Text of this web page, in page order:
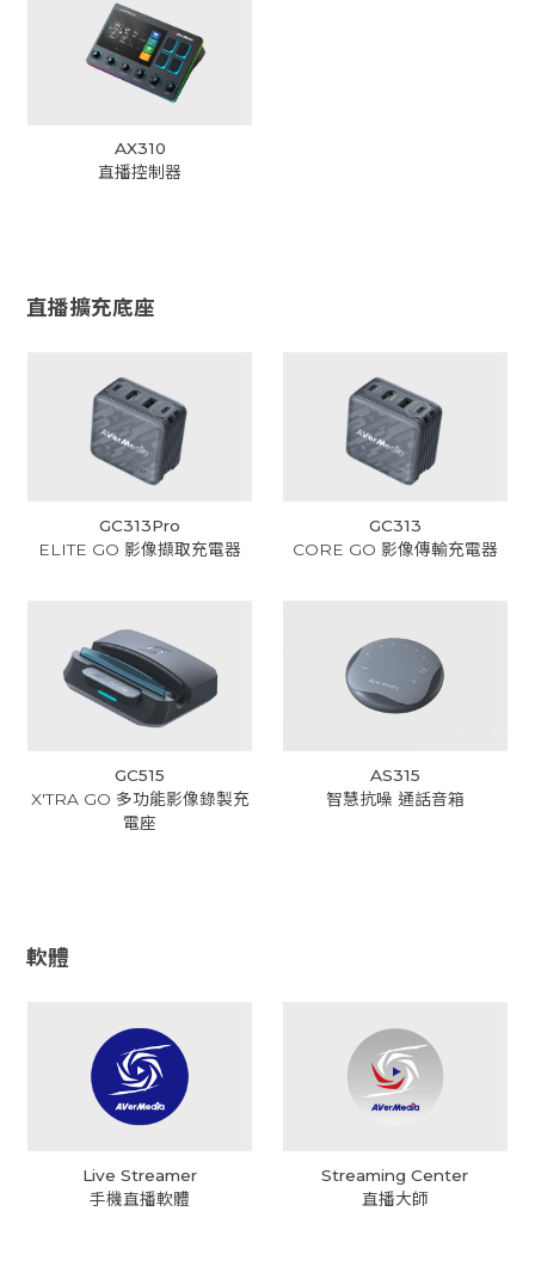
AX310
直播控制器
直播擴充底座
GC313Pro
ELITE GO 影像擷取充電器
GC313
CORE GO 影像傳輸充電器
GC515
X'TRA GO 多功能影像錄製充
電座
AS315
智慧抗噪 通話音箱
軟體
Live Streamer
手機直播軟體
Streaming Center
直播大師